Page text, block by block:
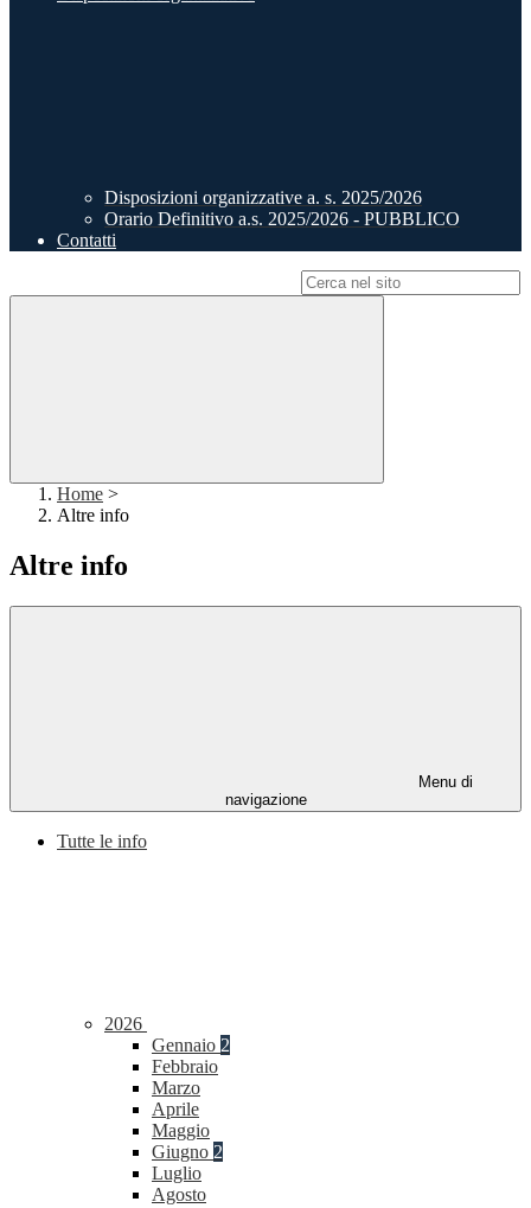
Disposizioni organizzative a. s. 2025/2026
Orario Definitivo a.s. 2025/2026 - PUBBLICO
Contatti
Home >
Altre info
Altre info
Menu di
navigazione
Tutte le info
2026
Gennaio 2
Febbraio
Marzo
Aprile
Maggio
Giugno 2
Luglio
Agosto